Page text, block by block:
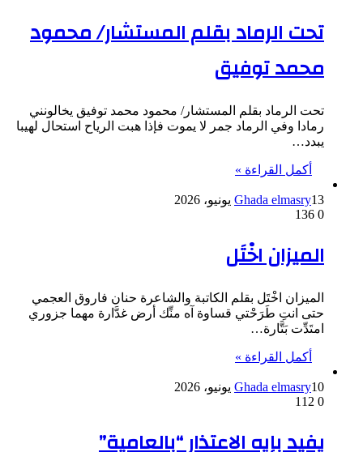
تحت الرماد بقلم المستشار/ محمود
محمد توفيق
تحت الرماد بقلم المستشار/ محمود محمد توفيق يخالونني
رمادا وفي الرماد جمر لا يموت فإذا هبت الرياح استحال لهيبا
يبدد…
أكمل القراءة »
Ghada elmasry13 يونيو، 2026
0
الميزان اخْتَل
الميزان اخْتَل بقلم الكاتبة والشاعرة حنان فاروق العجمي
حتى انتِ طَرَحْتي قساوة آه منِّك أرض غدَّارة مهما جزوري
امتَدِّت بَتَّارة…
أكمل القراءة »
Ghada elmasry10 يونيو، 2026
0
يفيد بإيه الاعتذار “بالعامية”